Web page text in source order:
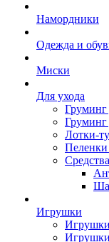
Намордники
Одежда и
Миски
Для ухода
Груминг
Груминг
Лотки-
Пеленки
Игрушки